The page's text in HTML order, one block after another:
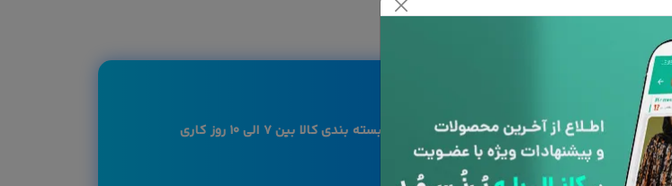
کاربرگرامی لازم به ذکر است بازه زمان بسته بندی کالا بین ۷ الی ۱۰ روز کاری
می باشد.